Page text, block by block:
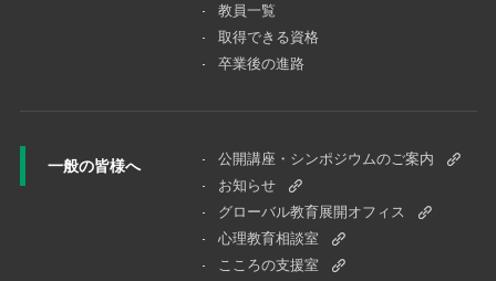
教員一覧
取得できる資格
卒業後の進路
一般の皆様へ
公開講座・シンポジウムのご案内
お知らせ
グローバル教育展開オフィス
心理教育相談室
こころの支援室